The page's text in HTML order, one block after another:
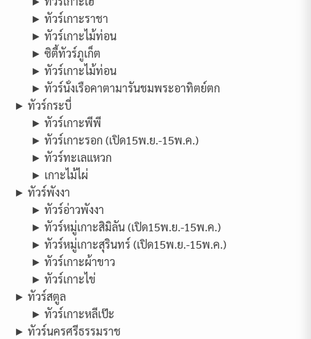
► ทัวร์เกาะราชา
► ทัวร์เกาะไม้ท่อน
► ซิตี้ทัวร์ภูเก็ต
► ทัวร์เกาะไม้ท่อน
► ทัวร์นั่งเรือคาตามารันชมพระอาทิตย์ตก
► ทัวร์กระบี่
► ทัวร์เกาะพีพี
► ทัวร์เกาะรอก (เปิด15พ.ย.-15พ.ค.)
► ทัวร์ทะเลแหวก
► เกาะไม้ไผ่
► ทัวร์พังงา
► ทัวร์อ่าวพังงา
► ทัวร์หมู่เกาะสิมิลัน (เปิด15พ.ย.-15พ.ค.)
► ทัวร์หมู่เกาะสุรินทร์ (เปิด15พ.ย.-15พ.ค.)
► ทัวร์เกาะผ้าขาว
► ทัวร์เกาะไข่
► ทัวร์สตูล
► ทัวร์เกาะหลีเป๊ะ
► ทัวร์นครศรีธรรมราช